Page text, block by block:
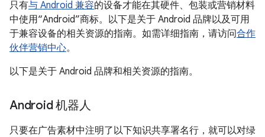
只有与 Android 兼容的设备才能在其硬件、包装或营销材料
中使用“Android”商标。以下是关于 Android 品牌以及可用
于兼容设备的相关资源的指南。如需详细指南，请访问合作
伙伴营销中心。
以下是关于 Android 品牌和相关资源的指南。
Android 机器人
只要在广告素材中注明了以下知识共享署名行，就可以对绿